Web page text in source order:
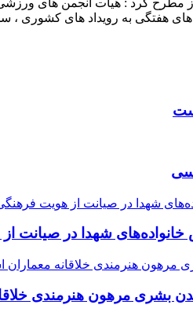
های هفتگی به رویداد های
خانواده‌های شهدا در صیانت
بشری مرهون هنرمندی